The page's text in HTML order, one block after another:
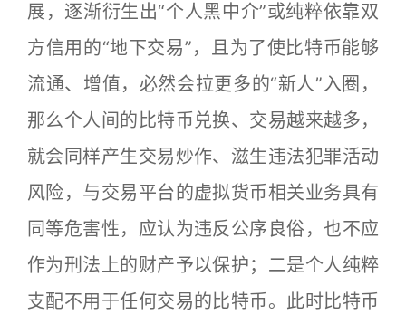
展，逐渐衍生出“个人黑中介”或纯粹依靠双
方信用的“地下交易”，且为了使比特币能够
流通、增值，必然会拉更多的“新人”入圈，
那么个人间的比特币兑换、交易越来越多，
就会同样产生交易炒作、滋生违法犯罪活动
风险，与交易平台的虚拟货币相关业务具有
同等危害性，应认为违反公序良俗，也不应
作为刑法上的财产予以保护；二是个人纯粹
支配不用于任何交易的比特币。此时比特币